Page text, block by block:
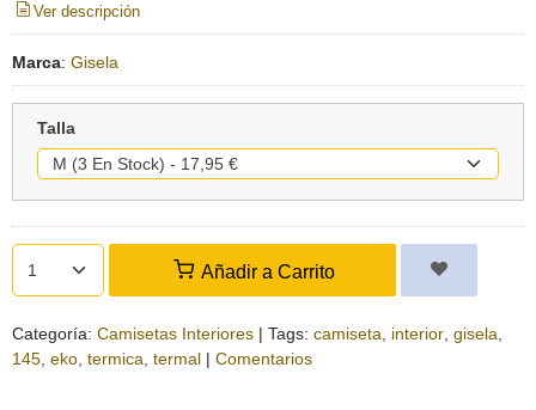
Ver descripción
Marca: Gisela
Talla
Añadir a Carrito
Categoría: Camisetas Interiores | Tags: camiseta interior gisela
145 eko termica termal | Comentarios